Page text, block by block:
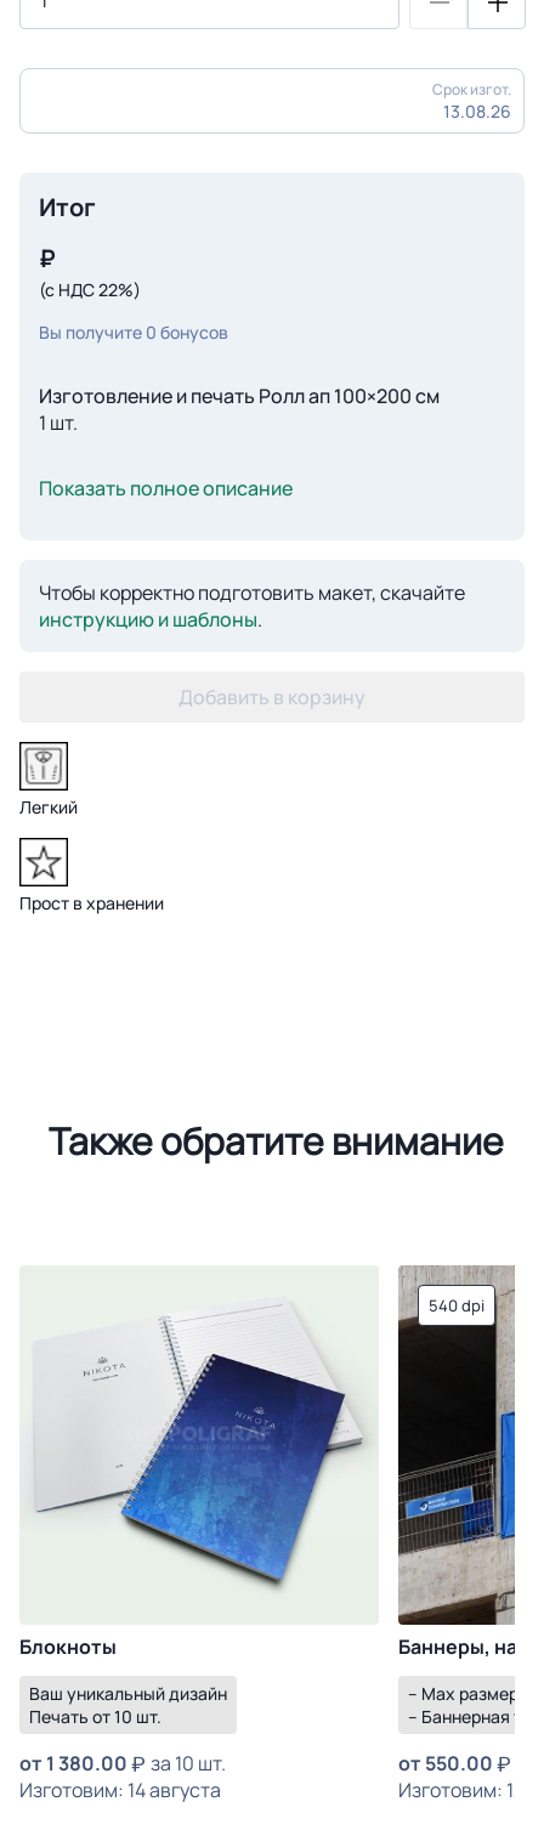
Срок изгот.
13.08.26
Итог
₽
(с НДС 22%)
Вы получите 0 бонусов
Изготовление и печать Ролл ап 100×200 см
1 шт.
Показать полное описание
Чтобы корректно подготовить макет, скачайте
инструкцию и шаблоны.
Добавить в корзину
Легкий
Прост в хранении
Также обратите внимание
Блокноты
Ваш уникальный дизайн
Печать от 10 шт.
от 1 380.00
за 10 шт.
Изготовим: 14 августа
540 dpi
Баннеры,
– Max размер
– Баннерная
от 550.00
Изготовим: 12